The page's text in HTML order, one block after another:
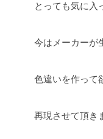
とっても気に入
今はメーカーが
色違いを作って
再現させて頂き